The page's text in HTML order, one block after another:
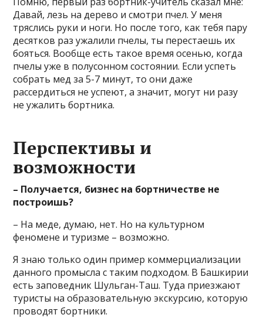
Давай, лезь на дерево и смотри пчел. У меня
тряслись руки и ноги. Но после того, как тебя пару
десятков раз ужалили пчелы, ты перестаешь их
бояться. Вообще есть такое время осенью, когда
пчелы уже в полусонном состоянии. Если успеть
собрать мед за 5-7 минут, то они даже
рассердиться не успеют, а значит, могут ни разу
не ужалить бортника.
Перспективы и
возможности
– Получается, бизнес на бортничестве не
построишь?
– На меде, думаю, нет. Но на культурном
феномене и туризме – возможно.
Я знаю только один пример коммерциализации
данного промысла с таким подходом. В Башкирии
есть заповедник Шульган-Таш. Туда приезжают
туристы на образовательную экскурсию, которую
проводят бортники.